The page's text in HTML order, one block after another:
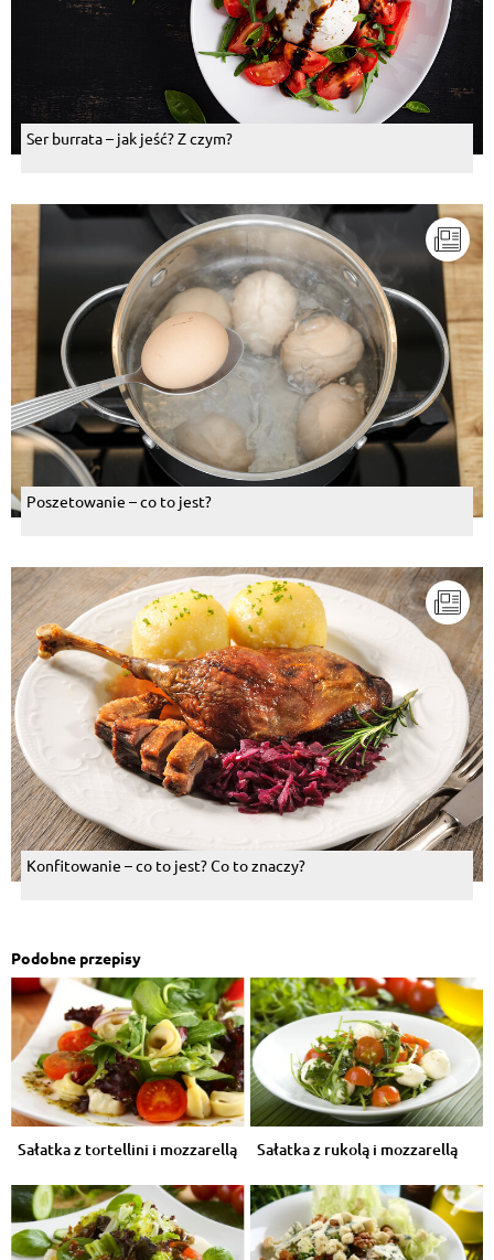
Ser burrata – jak jeść? Z czym?
Poszetowanie – co to jest?
Konfitowanie – co to jest? Co to znaczy?
Podobne przepisy
Sałatka z tortellini i mozzarellą Sałatka z rukolą i mozzarellą